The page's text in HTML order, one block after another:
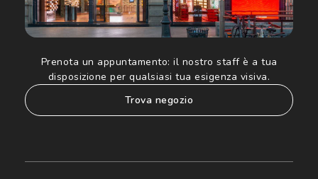
Prenota un appuntamento: il nostro staff è a tua
disposizione per qualsiasi tua esigenza visiva.
trova negozio